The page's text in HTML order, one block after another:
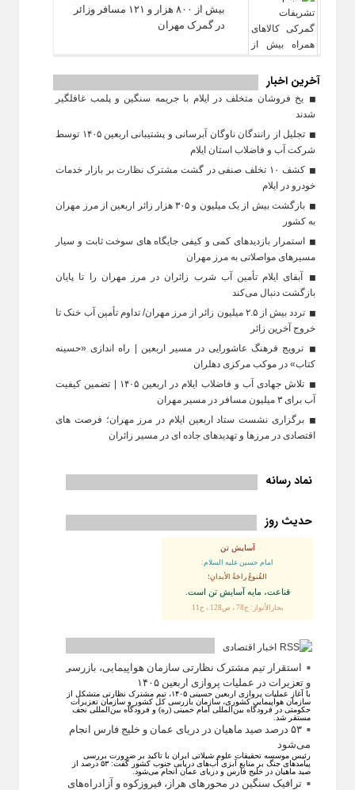
بیش از ۸۰۰ هزار و ۱۲۱ مسافر وزائر
در گمرک مهران
آخرین اخبار
یخ‌ فروشان متخلف در ایلام با جریمه سنگین و پلمب غافلگیر
شدند
تجلیل از رانندگان ناوگان آبرسانی و پشتیبانی اربعین ۱۴۰۵ توسط
شرکت آب و فاضلاب استان ایلام
کشف ۱۰ تخلف صنفی در گشت مشترک نظارت بر بازار خدمات
خودرو در ایلام
بازگشت بیش از یک میلیون و ۳۰۵ هزار زائر اربعین از مرز مهران
به کشور
استمرار بازدیدهای کمی و کیفی جایگاه‌ های سوخت ثابت و سیار
مسیرهای مواصلاتی به مرز مهران
آبفای ایلام تأمین آب شرب زائران در مرز مهران را تا پایان
بازگشت دنبال می‌کند
تردد بیش از ۲.۵ میلیون زائر از مرز مهران/ تداوم تأمین آب خنک تا
خروج آخرین زائر
ترویج فرهنگ عاشورایی در مسیر اربعین | راه‌ اندازی «حسینه
کتاب» در موکب مرکزی دهلران
تلاش جهادی آب و فاضلاب ایلام در اربعین ۱۴۰۵ | تضمین کیفیت
آب برای ۳ میلیون مسافر در مسیر مهران
برگزاری نشست ستاد اربعین ایلام در مرز مهران؛ فرصت‌ های
اقتصادی در مرزها و تهدیدهای جاده‌ ای در مسیر زائران
نماد رسانه
حدیث روز
آسایش تن
امام حسین علیه السلام:
القُنوعُ راحَةُ الأبدانِ؛
قناعت، مايه آسايش تن است.
بحارالأنوار: ج78 ، ص128 ، ح11
اخبار اقتصادی
استقرار تیم مشترک نظارتی سازمان هواپیمایی، بازرسی
و تعزیرات در عملیات پروازی اربعین ۱۴۰۵
با آغاز عملیات پروازی اربعین حسینی ۱۴۰۵، تیم مشترک نظارتی متشکل از
سازمان هواپیمایی کشوری، سازمان بازرسی کل کشور و سازمان تعزیرات
حکومتی در فرودگاه بین‌المللی امام خمینی (ره) و فرودگاه بین‌المللی نجف
مستقر شد.
۵۳ درصد صید ماهیان در دریای عمان و خلیج فارس انجام
می‌شود
رئیس موسسه تحقیقات علوم شیلاتی ایران با تاکید بر ضرورت بررسی
پیامد‌های جنگ بر منابع آبزی آب‌های دریایی جنوب کشور گفت: ۵۳ درصد از
صید ماهیان در خلیج فارس و دریای عمان انجام می‌شود.
ترافیک سنگین در محورهای هراز، فیروزکوه و آزادراه‌های